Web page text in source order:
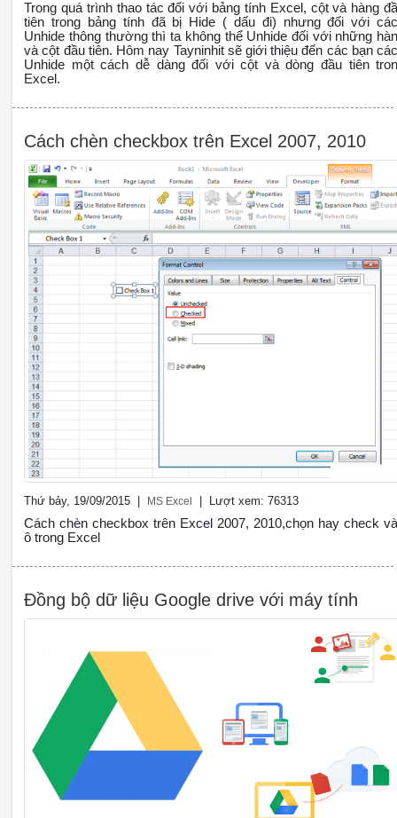
Trong quá trình thao tác đối với bảng tính Excel, cột và hàng
tiên trong bảng tính đã bị Hide ( dấu đi) nhưng đối với
Unhide thông thường thì ta không thể Unhide đối với những
và cột đầu tiên. Hôm nay Tayninhit sẽ giới thiệu đến các bạn
Unhide một cách dễ dàng đối với cột và dòng đầu tiên
Excel.
Cách chèn checkbox trên Excel 2007, 2010
Thứ bảy, 19/09/2015 | MS Excel | Lượt xem: 76313
Cách chèn checkbox trên Excel 2007, 2010,chọn hay check
ô trong Excel
Đồng bộ dữ liệu Google drive với máy tính